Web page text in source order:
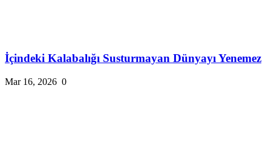
İçindeki Kalabalığı Susturmayan Dünyayı Yenemez
Mar 16, 2026 0